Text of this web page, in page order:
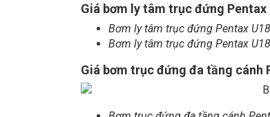
Giá bơm ly tâm trục đứng
Bơm ly tâm trục đứng Pentax
Bơm ly tâm trục đứng Pentax
Giá bơm trục đứng đa tầng cánh